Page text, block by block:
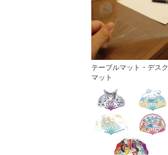
テーブルマット・デスク
マット